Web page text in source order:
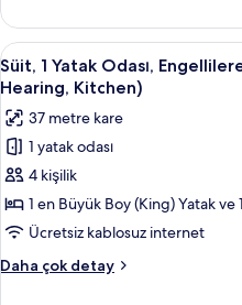
Mutfak
(Hearing)
için
tüm
fotoğrafları
görün
(King)
Boy
Yatak,
Engellilere
Küçük
Mutfak
(Hearing)
hakkında
daha
fazla
detay
Süit,
1
Yatak
Odası,
Engellilere
Uygun,
Küvet
(Mobility
&
Hearing,
8
Süit, 1 Yatak Odası,
Hearing, Kitchen)
37 metre kare
1 yatak odası
4 kişilik
1 en Büyük Boy (King) Yatak
Ücretsiz kablosuz internet
Daha çok detay
Süit,